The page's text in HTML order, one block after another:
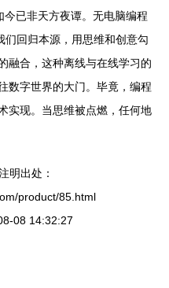
今已非天方夜谭。无电脑编程
们回归本源，用思维和创意勾
融合，这种离线与在线学习的
数字世界的大门。毕竟，编程
实现。当思维被点燃，任何地
明出处：
product/85.html
08 14:32:27